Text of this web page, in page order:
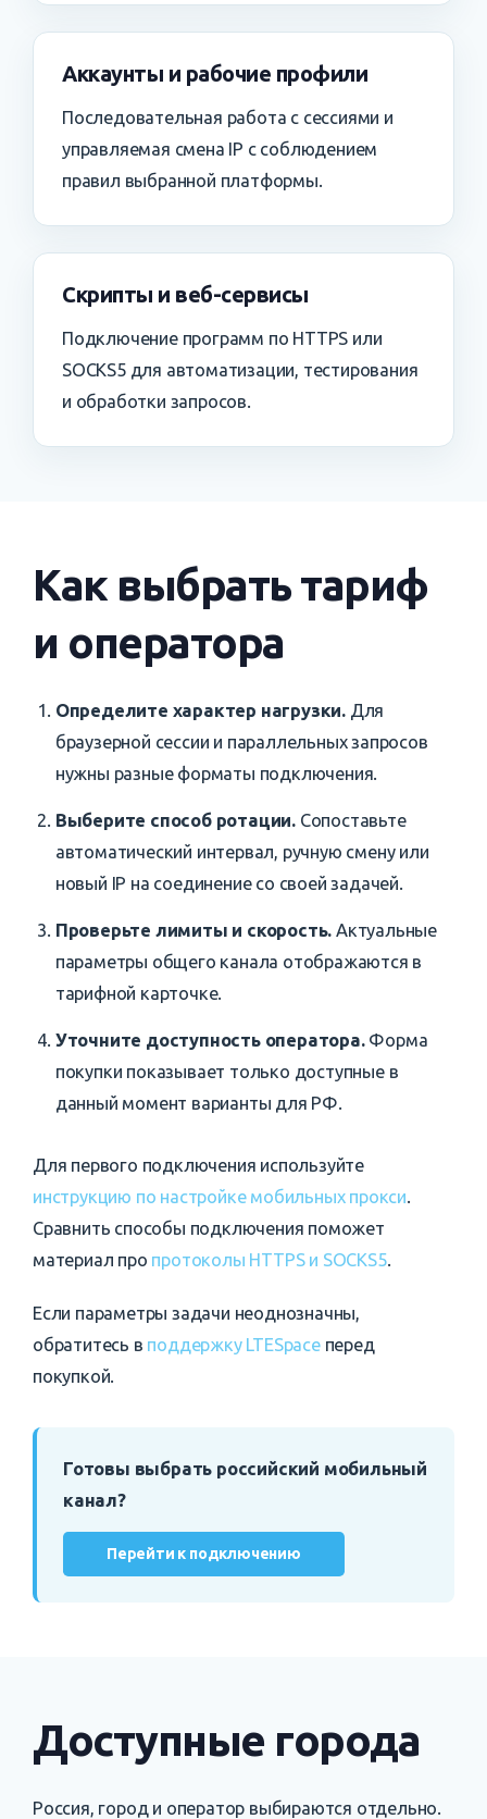
Аккаунты и рабочие профили
Последовательная работа с сессиями и
управляемая смена IP с соблюдением
правил выбранной платформы.
Скрипты и веб-сервисы
Подключение программ по HTTPS или
SOCKS5 для автоматизации, тестирования
и обработки запросов.
Как выбрать тариф
и оператора
Определите характер нагрузки. Для
браузерной сессии и параллельных запросов
нужны разные форматы подключения.
Выберите способ ротации. Сопоставьте
автоматический интервал, ручную смену или
новый IP на соединение со своей задачей.
Проверьте лимиты и скорость. Актуальные
параметры общего канала отображаются в
тарифной карточке.
Уточните доступность оператора.Форма
покупки показывает только доступные в
данный момент варианты для РФ.
Для первого подключения используйте
инструкцию по настройке мобильных прокси.
Сравнить способы подключения поможет
материал про протоколы HTTPS и SOCKS5.
Если параметры задачи неоднозначны,
обратитесь в поддержку LTESpaceперед
покупкой.
Готовы выбрать российский мобильный
канал?
Перейти к подключению
Доступные города
Россия, город и оператор выбираются отдельно.